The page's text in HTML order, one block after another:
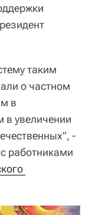
таким
о частном
в
в увеличении
-
работниками